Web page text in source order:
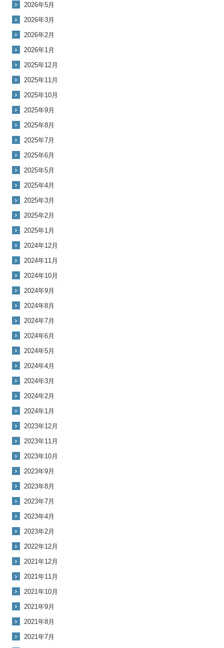
2026年5月
2026年3月
2026年2月
2026年1月
2025年12月
2025年11月
2025年10月
2025年9月
2025年8月
2025年7月
2025年6月
2025年5月
2025年4月
2025年3月
2025年2月
2025年1月
2024年12月
2024年11月
2024年10月
2024年9月
2024年8月
2024年7月
2024年6月
2024年5月
2024年4月
2024年3月
2024年2月
2024年1月
2023年12月
2023年11月
2023年10月
2023年9月
2023年8月
2023年7月
2023年4月
2023年2月
2022年12月
2021年12月
2021年11月
2021年10月
2021年9月
2021年8月
2021年7月